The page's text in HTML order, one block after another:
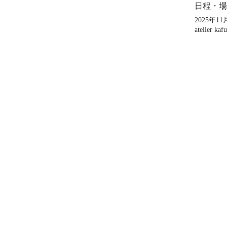
日程・
2025年11
atelier